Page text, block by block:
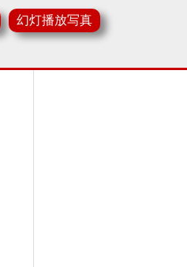
《我是老师》中熟练的展现了
不懂》在MBC电视台播出，
演员奖。12月31日，在KBS演
剧《个人取向》，获得第9届
后收视屡创新高，位于同时段
幻灯播放写真